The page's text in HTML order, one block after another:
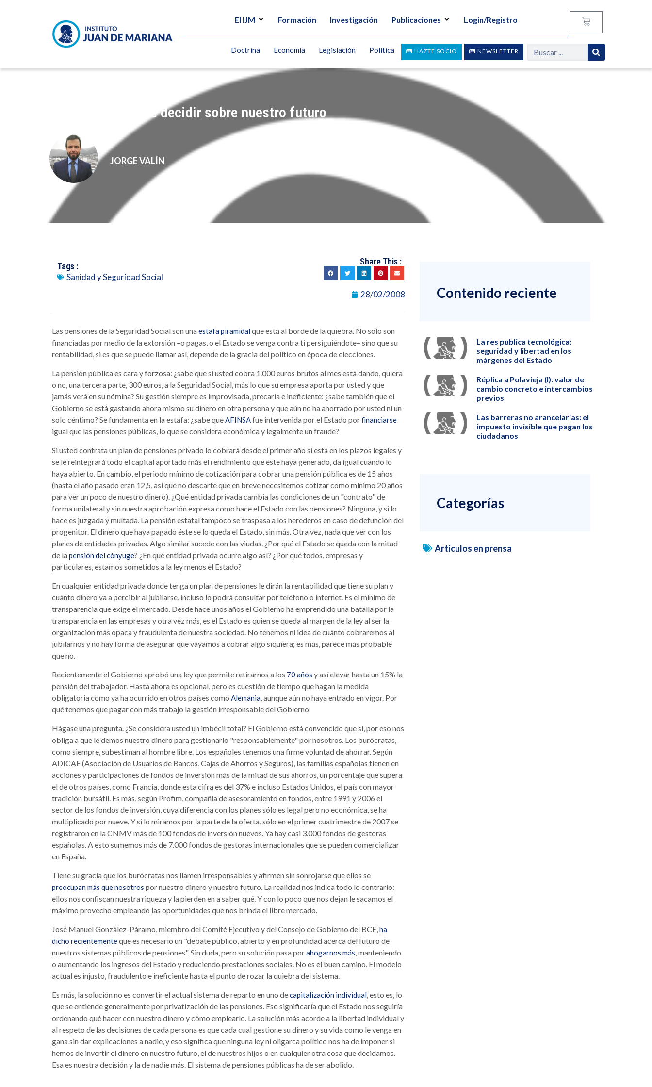
El IJM Formación Investigación Publicaciones Login/Registro
NEWSLETTER
HAZTE SOCIO
Doctrina Economía Legislación Política
El Estado no ha de decidir sobre nuestro futuro
JORGE VALÍN
Tags :
Sanidad y Seguridad Social
Share This :
28/02/2008
Las pensiones de la Seguridad Social son unaestafa piramidal que está al borde de la quiebra. No sólo son
financiadas por medio de la extorsión –o pagas, o el Estado se venga contra ti persiguiéndote– sino que su
rentabilidad, si es que se puede llamar así, depende de la gracia del político en época de elecciones.
La pensión pública es cara y forzosa: ¿sabe que si usted cobra 1.000 euros brutos al mes está dando, quiera
o no, una tercera parte, 300 euros, a la Seguridad Social, más lo que su empresa aporta por usted y que
jamás verá en su nómina? Su gestión siempre es improvisada, precaria e ineficiente: ¿sabe también que el
Gobierno se está gastando ahora mismo su dinero en otra persona y que aún no ha ahorrado por usted ni un
solo céntimo? Se fundamenta en la estafa: ¿sabe queAFINSAfue intervenida por el Estado porfinanciarse
igual que las pensiones públicas, lo que se considera económica y legalmente un fraude?
Si usted contrata un plan de pensiones privado lo cobrará desde el primer año si está en los plazos legales y
se le reintegrará todo el capital aportado más el rendimiento que éste haya generado, da igual cuando lo
haya abierto. En cambio, el periodo mínimo de cotización para cobrar una pensión pública es de 15 años
(hasta el año pasado eran 12,5, así que no descarte que en breve necesitemos cotizar como mínimo 20 años
para ver un poco de nuestro dinero). ¿Qué entidad privada cambia las condiciones de un "contrato" de
forma unilateral y sin nuestra aprobación expresa como hace el Estado con las pensiones? Ninguna, y si lo
hace es juzgada y multada. La pensión estatal tampoco se traspasa a los herederos en caso de defunción del
progenitor. El dinero que haya pagado éste se lo queda el Estado, sin más. Otra vez, nada que ver con los
planes de entidades privadas. Algo similar sucede con las viudas. ¿Por qué el Estado se queda con la mitad
de lapensión del cónyuge? ¿En qué entidad privada ocurre algo así? ¿Por qué todos, empresas y
particulares, estamos sometidos a la ley menos el Estado?
En cualquier entidad privada donde tenga un plan de pensiones le dirán la rentabilidad que tiene su plan y
cuánto dinero va a percibir al jubilarse, incluso lo podrá consultar por teléfono o internet. Es el mínimo de
transparencia que exige el mercado. Desde hace unos años el Gobierno ha emprendido una batalla por la
transparencia en las empresas y otra vez más, es el Estado es quien se queda al margen de la ley al ser la
organización más opaca y fraudulenta de nuestra sociedad. No tenemos ni idea de cuánto cobraremos al
jubilarnos y no hay forma de asegurar que vayamos a cobrar algo siquiera; es más, parece más probable
que no.
Recientemente el Gobierno aprobó una ley que permite retirarnos a los 70 años y así elevar hasta un 15% la
pensión del trabajador. Hasta ahora es opcional, pero es cuestión de tiempo que hagan la medida
obligatoria como ya ha ocurrido en otros países como Alemania, aunque aún no haya entrado en vigor. Por
qué tenemos que pagar con más trabajo la gestión irresponsable del Gobierno.
Hágase una pregunta. ¿Se considera usted un imbécil total? El Gobierno está convencido que sí, por eso nos
obliga a que le demos nuestro dinero para gestionarlo "responsablemente" por nosotros. Los burócratas,
como siempre, subestiman al hombre libre. Los españoles tenemos una firme voluntad de ahorrar. Según
ADICAE (Asociación de Usuarios de Bancos, Cajas de Ahorros y Seguros), las familias españolas tienen en
acciones y participaciones de fondos de inversión más de la mitad de sus ahorros, un porcentaje que supera
el de otros países, como Francia, donde esta cifra es del 37% e incluso Estados Unidos, el país con mayor
tradición bursátil. Es más, según Profim, compañía de asesoramiento en fondos, entre 1991 y 2006 el
sector de los fondos de inversión, cuya diferencia con los planes sólo es legal pero no económica, se ha
multiplicado por nueve. Y si lo miramos por la parte de la oferta, sólo en el primer cuatrimestre de 2007 se
registraron en la CNMV más de 100 fondos de inversión nuevos. Ya hay casi 3.000 fondos de gestoras
españolas. A esto sumemos más de 7.000 fondos de gestoras internacionales que se pueden comercializar
en España.
Tiene su gracia que los burócratas nos llamen irresponsables y afirmen sin sonrojarse que ellos se
preocupan más que nosotros por nuestro dinero y nuestro futuro. La realidad nos indica todo lo contrario:
ellos nos confiscan nuestra riqueza y la pierden en a saber qué. Y con lo poco que nos dejan le sacamos el
máximo provecho empleando las oportunidades que nos brinda el libre mercado.
José Manuel González-Páramo, miembro del Comité Ejecutivo y del Consejo de Gobierno del BCE,ha
dicho recientementeque es necesario un "debate público, abierto y en profundidad acerca del futuro de
nuestros sistemas públicos de pensiones". Sin duda, pero su solución pasa porahogarnos más, manteniendo
o aumentando los ingresos del Estado y reduciendo prestaciones sociales. No es el buen camino. El modelo
actual es injusto, fraudulento e ineficiente hasta el punto de rozar la quiebra del sistema.
Es más, la solución no es convertir el actual sistema de reparto en uno decapitalización individual, esto es, lo
que se entiende generalmente por privatización de las pensiones. Eso significaría que el Estado nos seguiría
ordenando qué hacer con nuestro dinero y cómo emplearlo. La solución más acorde a la libertad individual y
al respeto de las decisiones de cada persona es que cada cual gestione su dinero y su vida como le venga en
gana sin dar explicaciones a nadie, y eso significa que ninguna ley ni oligarca político nos ha de imponer si
hemos de invertir el dinero en nuestro futuro, el de nuestros hijos o en cualquier otra cosa que decidamos.
Esa es nuestra decisión y la de nadie más. El sistema de pensiones públicas ha de ser abolido.
Contenido reciente
La res publica tecnológica:
seguridad y libertad en los
márgenes del Estado
Réplica a Polavieja (I): valor de
cambio concreto e intercambios
previos
Las barreras no arancelarias: el
impuesto invisible que pagan los
ciudadanos
Categorías
Artículos en prensa